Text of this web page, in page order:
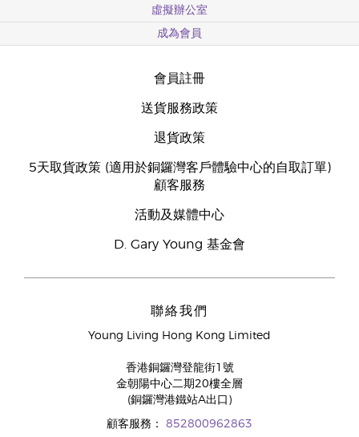
虛擬辦公室
成為會員
會員註冊
送貨服務政策
退貨政策
5天取貨政策 (適用於銅鑼灣客戶體驗中心的自取訂單)
顧客服務
活動及媒體中心
D. Gary Young 基金會
聯絡我們
Young Living Hong Kong Limited
香港銅鑼灣登龍街1號
金朝陽中心二期20樓全層
(銅鑼灣港鐵站A出口)
顧客服務： 852800962863